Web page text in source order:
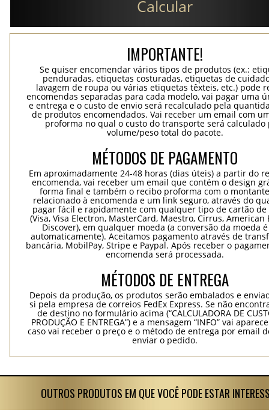
Calcular
IMPORTANTE!
Se quiser encomendar vários tipos de produtos (ex.:
penduradas, etiquetas costuradas, etiquetas de
lavagem de roupa ou várias etiquetas têxteis, etc.) pode
encomendas separadas para cada modelo, vai pagar uma
e entrega e o custo de envio será recalculado pela
de produtos encomendados. Vai receber um email com
proforma no qual o custo do transporte será calculado
volume/peso total do pacote.
MÉTODOS DE PAGAMENTO
Em aproximadamente 24-48 horas (dias úteis) a partir do
encomenda, vai receber um email que contém o design
forma final e também o recibo proforma com o
relacionado à encomenda e um link seguro, através do
pagar fácil e rapidamente com qualquer tipo de cartão
(Visa, Visa Electron, MasterCard, Maestro, Cirrus, American
Discover), em qualquer moeda (a conversão da moeda
automaticamente). Aceitamos pagamento através de
bancária, MobilPay, Stripe e Paypal. Após receber o
encomenda será processada.
MÉTODOS DE ENTREGA
Depois da produção, os produtos serão embalados e
si pela empresa de correios FedEx Express. Se não
de destino no formulário acima (“CALCULADORA DE
PRODUÇÃO E ENTREGA”) e a mensagem “INFO” vai
caso vai receber o preço e o método de entrega por email
enviar o pedido.
OUTROS PRODUTOS EM QUE VOCÊ PODE ESTAR